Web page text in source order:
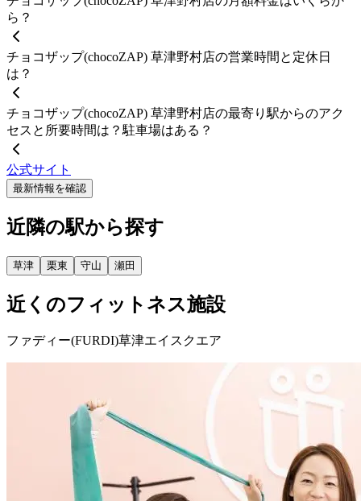
ら？
チョコザップ(chocoZAP) 草津野村店の営業時間と定休日
は？
チョコザップ(chocoZAP) 草津野村店の最寄り駅からのアク
セスと所要時間は？駐車場はある？
公式サイト
最新情報を確認
近隣の駅から探す
草津 栗東 守山 瀬田
近くのフィットネス施設
ファディー(FURDI)草津エイスクエア